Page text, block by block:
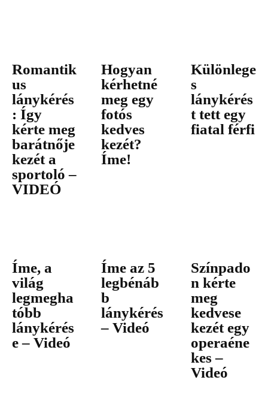
Romantik
us
lánykérés
: Így
kérte meg
barátnője
kezét a
sportoló –
VIDEÓ
Hogyan
kérhetné
meg egy
fotós
kedves
kezét?
Íme!
Különlege
s
lánykérés
t tett egy
fiatal férfi
Íme, a
világ
legmegha
tóbb
lánykérés
e – Videó
Íme az 5
legbénáb
b
lánykérés
– Videó
Színpado
n kérte
meg
kedvese
kezét egy
operaéne
kes –
Videó